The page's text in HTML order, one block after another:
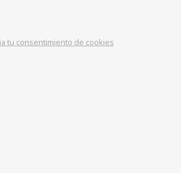
tu consentimiento de cookies